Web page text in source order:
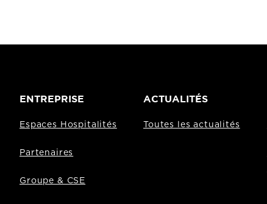
ENTREPRISE
Espaces Hospitalités
Partenaires
Groupe & CSE
ACTUALITÉS
Toutes les actualités